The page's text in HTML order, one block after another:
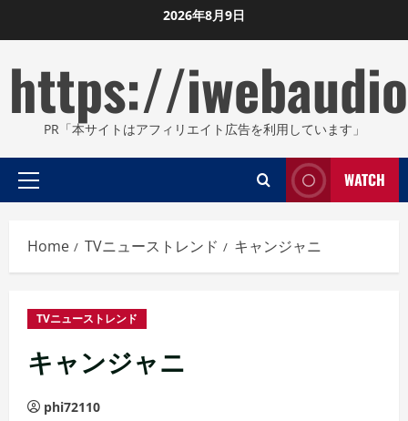
to
2026年8月9日
https://
PR「本サイトはアフィリエイト広告を利用しています」
Primary
WATCH
Home TVニューストレンド キャンジャニ
TVニューストレンド
キャンジャニ
phi72110